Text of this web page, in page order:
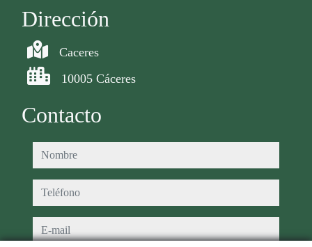
Dirección
Caceres
10005 Cáceres
Contacto
nombre
teléfono
e-mail